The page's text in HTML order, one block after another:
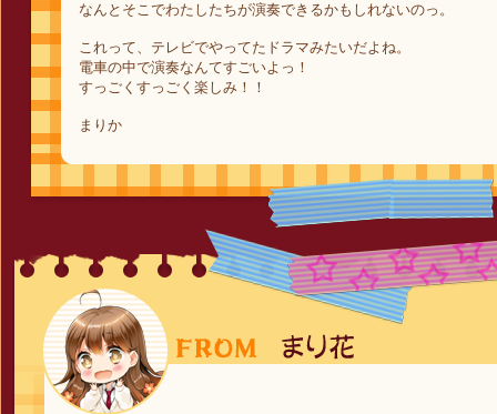
なんとそこでわたしたちが演奏できるかもしれないのっ。
これって、テレビでやってたドラマみたいだよね。
電車の中で演奏なんてすごいよっ！
すっごくすっごく楽しみ！！
まりか